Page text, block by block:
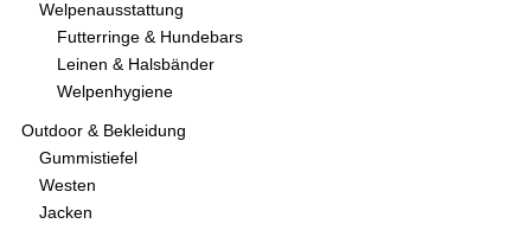
Welpenausstattung
Futterringe & Hundebars
Leinen & Halsbänder
Welpenhygiene
Outdoor & Bekleidung
Gummistiefel
Westen
Jacken